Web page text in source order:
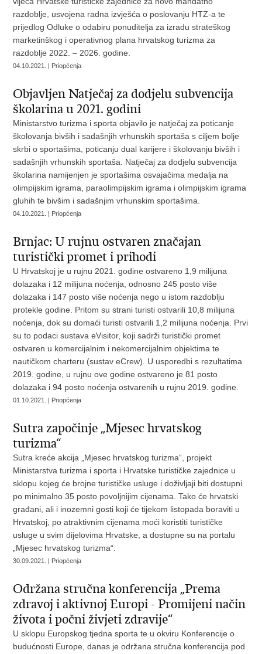
razdoblje, usvojena radna izvješća o poslovanju HTZ-a te
prijedlog Odluke o odabiru ponuditelja za izradu strateškog
marketinškog i operativnog plana hrvatskog turizma za
razdoblje 2022. – 2026. godine.
04.10.2021. | Priopćenja
​Objavljen Natječaj za dodjelu subvencija
školarina u 2021. godini
Ministarstvo turizma i sporta objavilo je natječaj za poticanje
školovanja bivših i sadašnjih vrhunskih sportaša s ciljem bolje
skrbi o sportašima, poticanju dual karijere i školovanju bivših i
sadašnjih vrhunskih sportaša. Natječaj za dodjelu subvencija
školarina namijenjen je sportašima osvajačima medalja na
olimpijskim igrama, paraolimpijskim igrama i olimpijskim igrama
gluhih te bivšim i sadašnjim vrhunskim sportašima.
04.10.2021. | Priopćenja
Brnjac: U rujnu ostvaren značajan
turistički promet i prihodi
U Hrvatskoj je u rujnu 2021. godine ostvareno 1,9 milijuna
dolazaka i 12 milijuna noćenja, odnosno 245 posto više
dolazaka i 147 posto više noćenja nego u istom razdoblju
protekle godine. Pritom su strani turisti ostvarili 10,8 milijuna
noćenja, dok su domaći turisti ostvarili 1,2 milijuna noćenja. Prvi
su to podaci sustava eVisitor, koji sadrži turistički promet
ostvaren u komercijalnim i nekomercijalnim objektima te
nautičkom charteru (sustav eCrew). U usporedbi s rezultatima
2019. godine, u rujnu ove godine ostvareno je 81 posto
dolazaka i 94 posto noćenja ostvarenih u rujnu 2019. godine.
01.10.2021. | Priopćenja
​Sutra započinje „Mjesec hrvatskog
turizma“
Sutra kreće akcija „Mjesec hrvatskog turizma“, projekt
Ministarstva turizma i sporta i Hrvatske turističke zajednice u
sklopu kojeg će brojne turističke usluge i doživljaji biti dostupni
po minimalno 35 posto povoljnijim cijenama. Tako će hrvatski
građani, ali i inozemni gosti koji će tijekom listopada boraviti u
Hrvatskoj, po atraktivnim cijenama moći koristiti turističke
usluge u svim dijelovima Hrvatske, a dostupne su na portalu
„Mjesec hrvatskog turizma“.
30.09.2021. | Priopćenja
Održana stručna konferencija „Prema
zdravoj i aktivnoj Europi - Promijeni način
života i počni živjeti zdravije“
U sklopu Europskog tjedna sporta te u okviru Konferencije o
budućnosti Europe, danas je održana stručna konferencija pod